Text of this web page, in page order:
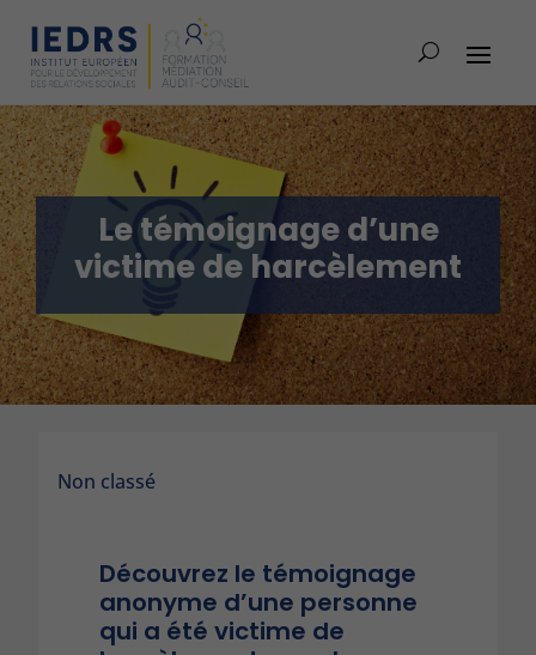
Le témoignage d’une
victime de harcèlement
Non classé
Découvrez le témoignage
anonyme d’une personne
qui a été victime de